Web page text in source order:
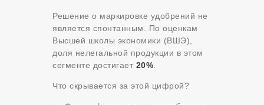
Решение о маркировке удобрений не
является спонтанным. По оценкам
Высшей школы экономики (ВШЭ),
доля нелегальной продукции в этом
сегменте достигает 20%
Что скрывается за этой цифрой?